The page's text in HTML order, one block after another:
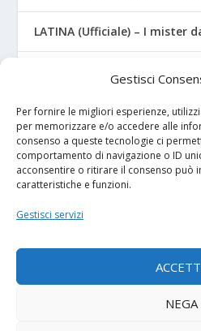
Gestisci
Per fornire le migliori esperienze,
per memorizzare e/o accedere alle
consenso a queste tecnologie ci
comportamento di navigazione o ID
acconsentire o ritirare il consenso può
caratteristiche e funzioni.
Gestisci servizi
NEGA
LATINA (Ufficiale) – I mister
CROTONE – Primavera/
I NOSTRI SPONSOR
Calcio Panchina
Diretta.it